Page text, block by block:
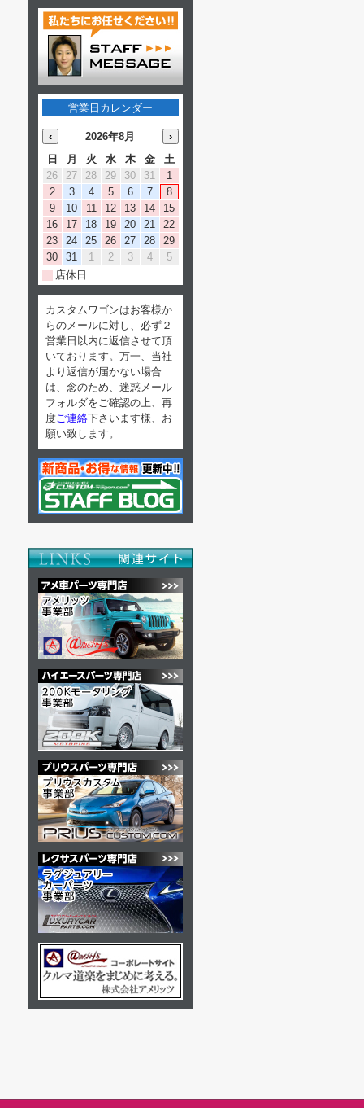
営業日カレンダー
‹ 2026年8月
›
日
月 火 水 木 金
土
26
27 28 29 30 31
1
2
3 4 5 6 7
8
9
10 11 12 13 14
15
16
17 18 19 20 21
22
23
24 25 26 27 28
29
30
31 1 2 3 4
5
店休日
カスタムワゴンはお客様か
らのメールに対し、必ず２
営業日以内に返信させて頂
いております。万一、当社
より返信が届かない場合
は、念のため、迷惑メール
フォルダをご確認の上、再
度 ご連絡下さいます様、お
願い致します。